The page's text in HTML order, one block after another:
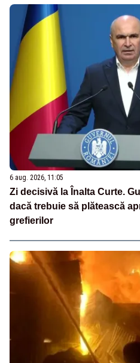
6 aug. 2026, 11:05
Zi decisivă la Înalta Curte.
dacă trebuie să plătească
grefierilor